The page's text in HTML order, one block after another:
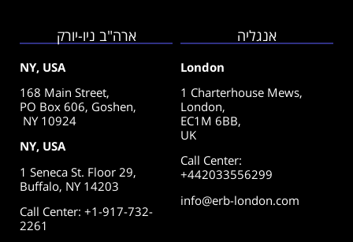
אנגליה
London
1 Charterhouse Mews,
London,
EC1M 6BB,
UK
Call Center:
+442033556299
info@erb-london.com
ארה"ב ניו-יורק
NY, USA
168 Main Street,
PO Box 606, Goshen,
NY 10924
NY, USA
1 Seneca St. Floor 29,
Buffalo, NY 14203
Call Center: +1-917-732-
2261